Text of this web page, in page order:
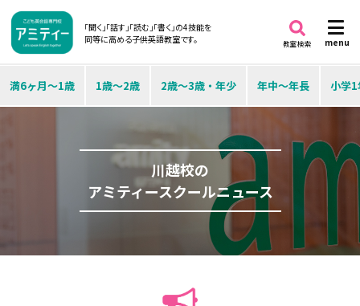
「聞く」「話す」「読む」「書く」の4技能を
同等に高める子供英語教室です。
menu
教室検索
満6ヶ月～1歳 1歳～2歳 2歳～3歳・年少 年中～年長 小学
川越校の
アミティースクールニュース